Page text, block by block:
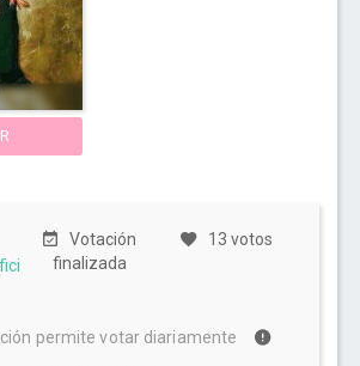
Votación
finalizada
13 votos
permite votar diariamente